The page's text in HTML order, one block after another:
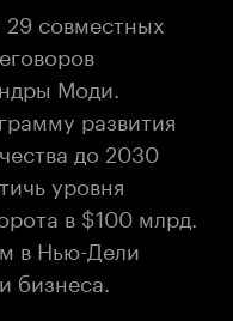
совместных
Моди.
развития
до 2030
уровня
в $100 млрд.
в Нью-Дели
бизнеса.